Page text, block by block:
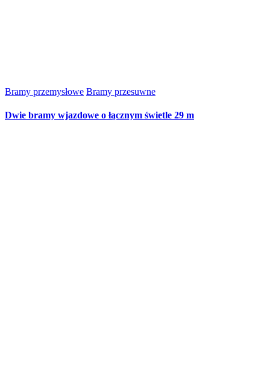
Bramy przemysłowe Bramy przesuwne
Dwie bramy wjazdowe o łącznym świetle 29 m